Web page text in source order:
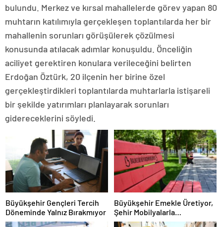
bulundu. Merkez ve kırsal mahallelerde görev yapan 80
muhtarın katılımıyla gerçekleşen toplantılarda her bir
mahallenin sorunları görüşülerek çözülmesi
konusunda atılacak adımlar konuşuldu. Önceliğin
aciliyet gerektiren konulara verileceğini belirten
Erdoğan Öztürk, 20 ilçenin her birine özel
gerçekleştirdikleri toplantılarda muhtarlarla istişareli
bir şekilde yatırımları planlayarak sorunları
gidereceklerini söyledi.
Büyükşehir Gençleri Tercih
Döneminde Yalnız Bırakmıyor
Büyükşehir Emekle Üretiyor,
Şehir Mobilyalarla
Güzelleşiyor